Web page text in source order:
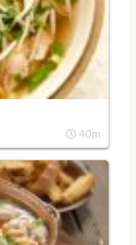
40m